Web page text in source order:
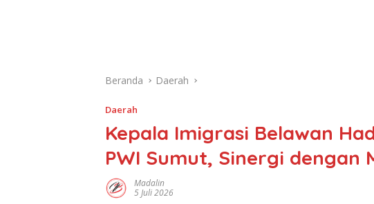
Beranda Daerah
Daerah
Kepala Imigrasi Belawan
PWI Sumut, Sinergi dengan
Madalin
5 Juli 2026